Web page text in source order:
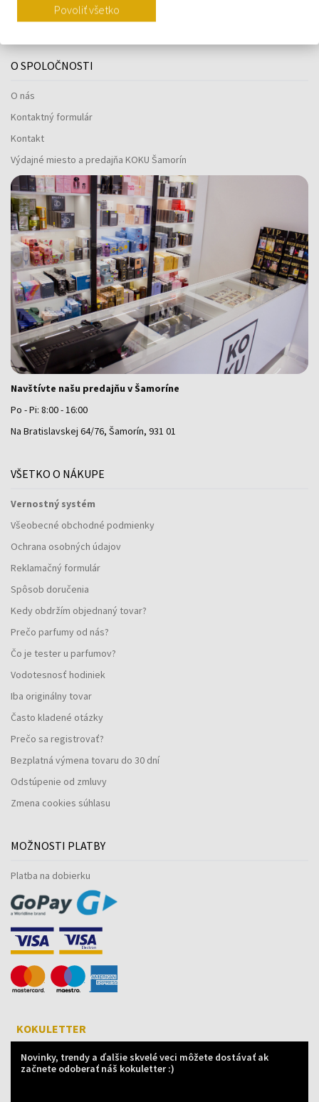
O SPOLOČNOSTI
O nás
Kontaktný formulár
Kontakt
Výdajné miesto a predajňa KOKU Šamorín
Navštívte našu predajňu v Šamoríne
Po - Pi: 8:00 - 16:00
Na Bratislavskej 64/76, Šamorín, 931 01
VŠETKO O NÁKUPE
Vernostný systém
Všeobecné obchodné podmienky
Ochrana osobných údajov
Reklamačný formulár
Spôsob doručenia
Kedy obdržím objednaný tovar?
Prečo parfumy od nás?
Čo je tester u parfumov?
Vodotesnosť hodiniek
Iba originálny tovar
Často kladené otázky
Prečo sa registrovať?
Bezplatná výmena tovaru do 30 dní
Odstúpenie od zmluvy
Zmena cookies súhlasu
MOŽNOSTI PLATBY
Platba na dobierku
KOKULETTER
Novinky, trendy a ďalšie skvelé veci môžete dostávať ak
začnete odoberať náš kokuletter :)
Povoliť všetko